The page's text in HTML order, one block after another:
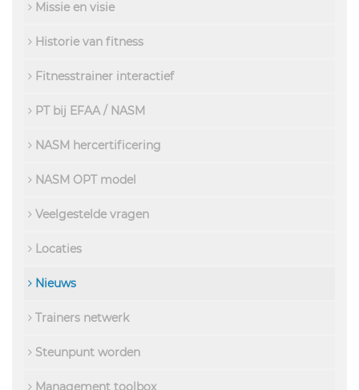
Missie en visie
Historie van fitness
Fitnesstrainer interactief
PT bij EFAA / NASM
NASM hercertificering
NASM OPT model
Veelgestelde vragen
Locaties
Nieuws
Trainers netwerk
Steunpunt worden
Management toolbox